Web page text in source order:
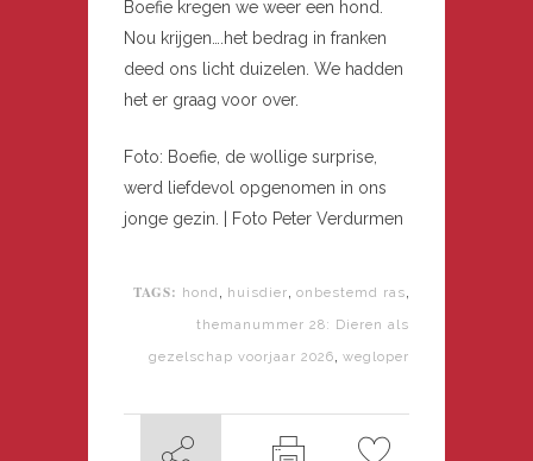
Boefie kregen we weer een hond.
Nou krijgen….het bedrag in franken
deed ons licht duizelen. We hadden
het er graag voor over.
Foto: Boefie, de wollige surprise,
werd liefdevol opgenomen in ons
jonge gezin. | Foto Peter Verdurmen
TAGS: hond , huisdier, onbestemd ras,
themanummer 28: Dieren als
gezelschap voorjaar 2026, wegloper